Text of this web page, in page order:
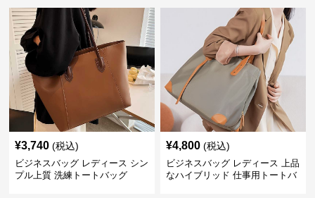
¥3,740 (税込)
ビジネスバッグ レディース シン
プル上質 洗練トートバッグ
¥4,800 (税込)
ビジネスバッグ レディース 上品
なハイブリッド 仕事用トートバ